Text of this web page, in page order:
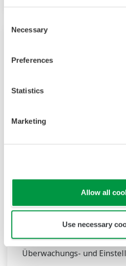
Selection
Necessary
Preferences
Statistics
Marketing
Allow all
Use necessary
Modularer GM10
benötigten Daten. Der
neben E/A auch zahlreiche
Kommunikationsprotokolle
(drahtlos), Modbus und
Überwachungs- und